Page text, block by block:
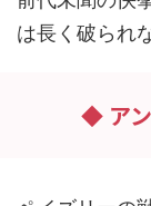
は長く破られ
◆ ア